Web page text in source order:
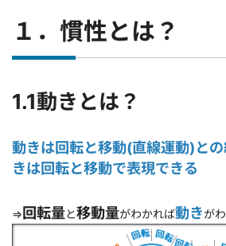
１．慣性とは？
1.1動きとは？
動きは回転と移動(直線運動)と
きは回転と移動で表現できる
⇒回転量と移動量がわかれば動きが